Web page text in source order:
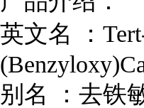
英文名 ：
别名 ： 去铁